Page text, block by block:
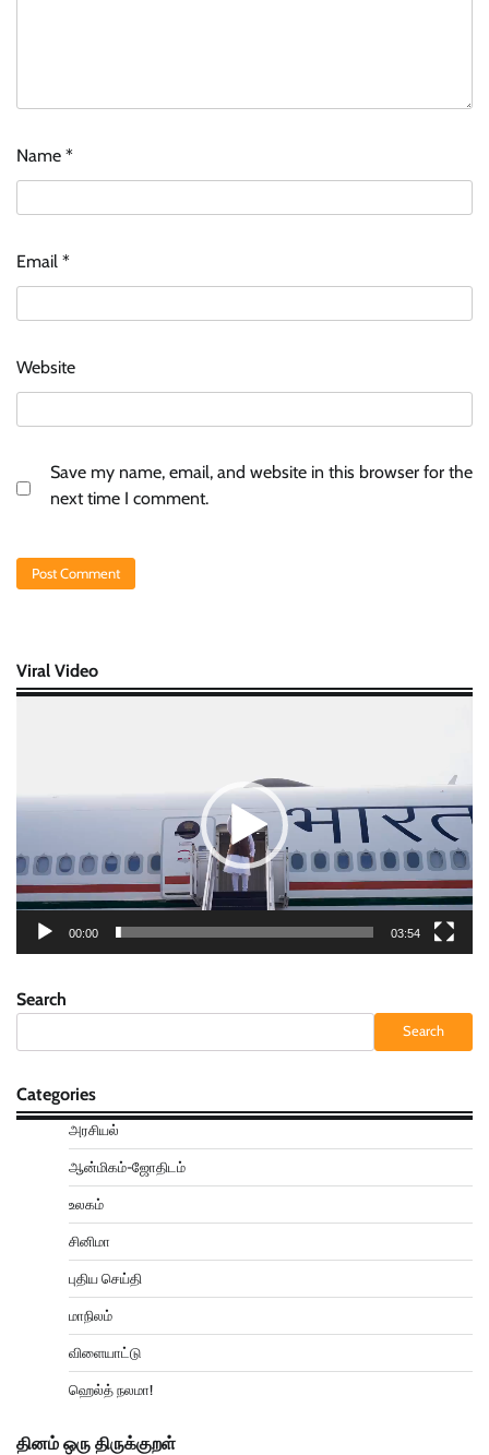
Name *
Email *
Website
Save my name, email, and website in this browser for the
next time I comment.
Viral Video
00:00 03:54
Search
Search
Categories
அரசியல்
ஆன்மிகம்-ஜோதிடம்
உலகம்
சினிமா
புதிய செய்தி
மாநிலம்
விளையாட்டு
ஹெல்த் நலமா!
தினம் ஒரு திருக்குறள்